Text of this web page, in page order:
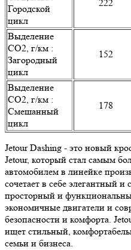
Городской
цикл
222
Выделение
CO2, г/км :
Загородный
цикл
152
Выделение
CO2, г/км :
Смешанный
цикл
178
Jetour Dashing - это новый
Jetour, который стал самым
автомобилем в линейке
сочетает в себе элегантный
просторный и
экономичные двигатели и
безопасности и комфорта.
ищет стильный,
семьи и бизнеса.